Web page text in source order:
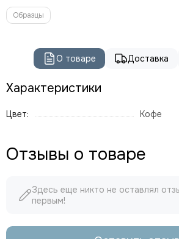
Образцы
О товаре Доставка
Характеристики
Цвет: Кофе
Отзывы о товаре
Здесь еще никто не оставлял
первым!